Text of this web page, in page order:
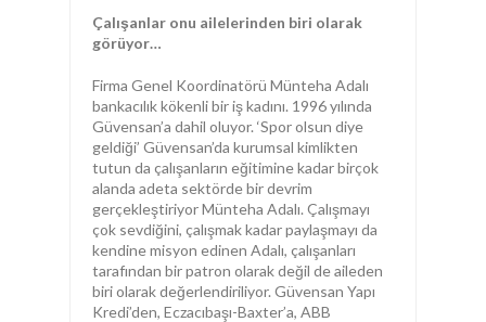
Çalışanlar onu ailelerinden biri olarak
görüyor…
Firma Genel Koordinatörü Münteha Adalı
bankacılık kökenli bir iş kadını. 1996 yılında
Güvensan’a dahil oluyor. ‘Spor olsun diye
geldiği’ Güvensan’da kurumsal kimlikten
tutun da çalışanların eğitimine kadar birçok
alanda adeta sektörde bir devrim
gerçekleştiriyor Münteha Adalı. Çalışmayı
çok sevdiğini, çalışmak kadar paylaşmayı da
kendine misyon edinen Adalı, çalışanları
tarafından bir patron olarak değil de aileden
biri olarak değerlendiriliyor. Güvensan Yapı
Kredi’den, Eczacıbaşı-Baxter’a, ABB